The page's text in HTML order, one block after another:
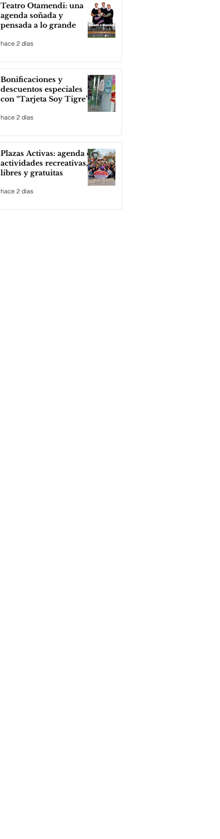
Teatro Otamendi: una
agenda soñada y
pensada a lo grande
hace 2 días
Bonificaciones y
descuentos especiales
con “Tarjeta Soy Tigre”
hace 2 días
Plazas Activas: agenda de
actividades recreativas,
libres y gratuitas
hace 2 días